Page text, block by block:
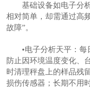
基础设备如电子分析
相对简单，却需通过高
故障”。
•电子分析天平：每
防止因环境温度变化、
时清理秤盘上的样品残
损伤传感器；长期不用